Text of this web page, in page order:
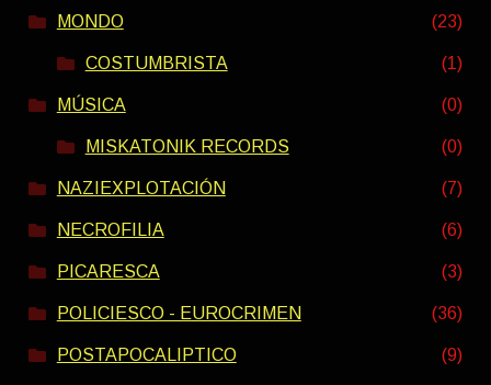
MONDO (23)
COSTUMBRISTA (1)
MÚSICA (0)
MISKATONIK RECORDS (0)
NAZIEXPLOTACIÓN (7)
NECROFILIA (6)
PICARESCA (3)
POLICIESCO - EUROCRIMEN (36)
POSTAPOCALIPTICO (9)